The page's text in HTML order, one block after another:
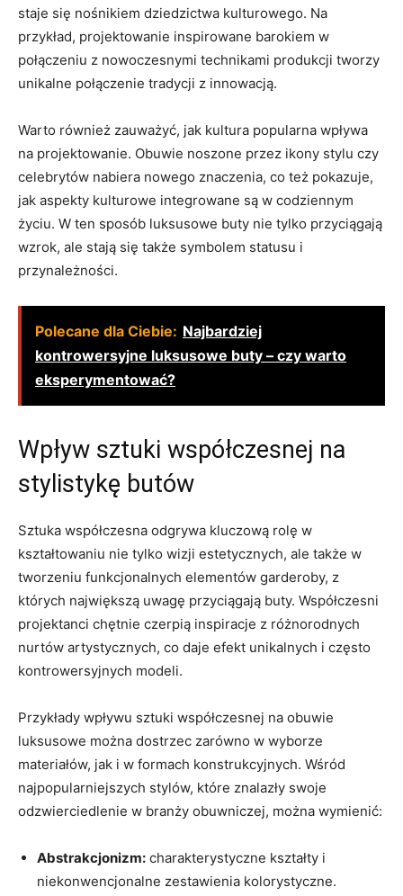
staje się nośnikiem dziedzictwa kulturowego. Na
przykład, projektowanie inspirowane barokiem w
połączeniu z nowoczesnymi technikami produkcji tworzy
unikalne połączenie tradycji z innowacją.
Warto również zauważyć, jak kultura popularna wpływa
na projektowanie. Obuwie noszone przez ikony stylu czy
celebrytów nabiera nowego znaczenia, co też pokazuje,
jak aspekty kulturowe integrowane są w codziennym
życiu. W ten sposób luksusowe buty nie tylko przyciągają
wzrok, ale stają się także symbolem statusu i
przynależności.
Polecane dla Ciebie: Najbardziej
kontrowersyjne luksusowe buty – czy warto
eksperymentować?
Wpływ sztuki współczesnej na
stylistykę butów
Sztuka współczesna odgrywa kluczową rolę w
kształtowaniu nie tylko wizji estetycznych, ale także w
tworzeniu funkcjonalnych elementów garderoby, z
których największą uwagę przyciągają buty. Współczesni
projektanci chętnie czerpią inspiracje z różnorodnych
nurtów artystycznych, co daje efekt unikalnych i często
kontrowersyjnych modeli.
Przykłady wpływu sztuki współczesnej na obuwie
luksusowe można dostrzec zarówno w wyborze
materiałów, jak i w formach konstrukcyjnych. Wśród
najpopularniejszych stylów, które znalazły swoje
odzwierciedlenie w branży obuwniczej, można wymienić:
Abstrakcjonizm: charakterystyczne kształty i
niekonwencjonalne zestawienia kolorystyczne.